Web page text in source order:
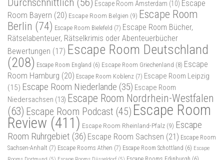
Escape Room Amsterdam (10) Escape
Room Bayern (20) Escape Room Belgien (9) Escape Room
Berlin (74) Escape Room Bielefeld (7) Escape Room Bücher,
Rätselabenteuer, Rätselkrimis oder Abenteuerbücher
Bewertungen (17) Escape Room Deutschland
(208) Escape Room England (6) Escape Room Griechenland (8) Escape
Room Hamburg (20) Escape Room Koblenz (7) Escape Room Leipzig
(15) Escape Room Niederlande (35) Escape Room
Niedersachsen (13) Escape Room Nordrhein-Westfalen
(63) Escape Room Podcast (45) Escape Room
Review (411) Escape Room Rheinland-Pfalz (9) Escape
Room Ruhrgebiet (36) Escape Room Sachsen (21) Escape Room
Sachsen-Anhalt (7) Escape Rooms Athen (7) Escape Room Schottland (6) Escape